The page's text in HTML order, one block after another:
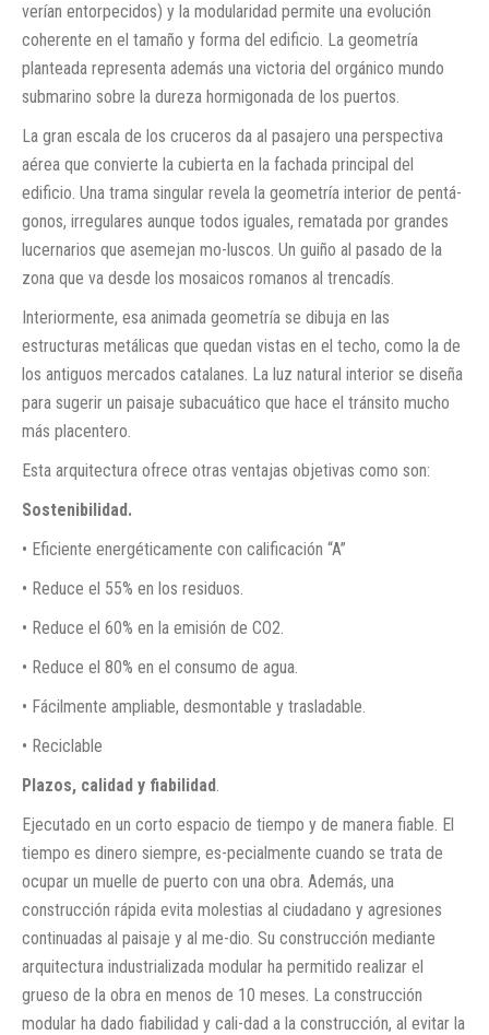
verían entorpecidos) y la modularidad permite una evolución
coherente en el tamaño y forma del edificio. La geometría
planteada representa además una victoria del orgánico mundo
submarino sobre la dureza hormigonada de los puertos.
La gran escala de los cruceros da al pasajero una perspectiva
aérea que convierte la cubierta en la fachada principal del
edificio. Una trama singular revela la geometría interior de pentá-
gonos, irregulares aunque todos iguales, rematada por grandes
lucernarios que asemejan mo-luscos. Un guiño al pasado de la
zona que va desde los mosaicos romanos al trencadís.
Interiormente, esa animada geometría se dibuja en las
estructuras metálicas que quedan vistas en el techo, como la de
los antiguos mercados catalanes. La luz natural interior se diseña
para sugerir un paisaje subacuático que hace el tránsito mucho
más placentero.
Esta arquitectura ofrece otras ventajas objetivas como son:
Sostenibilidad.
• Eficiente energéticamente con calificación “A”
• Reduce el 55% en los residuos.
• Reduce el 60% en la emisión de CO2.
• Reduce el 80% en el consumo de agua.
• Fácilmente ampliable, desmontable y trasladable.
• Reciclable
Plazos, calidad y fiabilidad.
Ejecutado en un corto espacio de tiempo y de manera fiable. El
tiempo es dinero siempre, es-pecialmente cuando se trata de
ocupar un muelle de puerto con una obra. Además, una
construcción rápida evita molestias al ciudadano y agresiones
continuadas al paisaje y al me-dio. Su construcción mediante
arquitectura industrializada modular ha permitido realizar el
grueso de la obra en menos de 10 meses. La construcción
modular ha dado fiabilidad y cali-dad a la construcción, al evitar la